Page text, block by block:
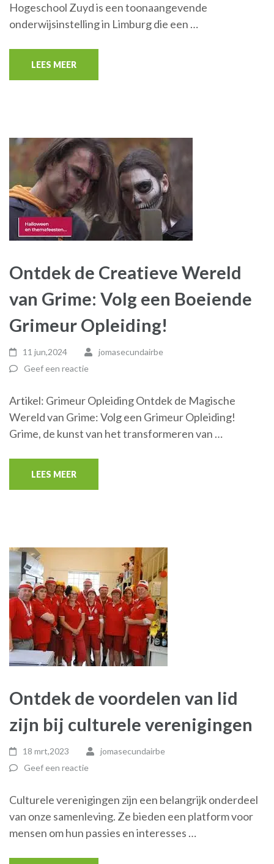
Hogeschool Zuyd is een toonaangevende
onderwijsinstelling in Limburg die een …
LEES MEER
Ontdek de Creatieve Wereld
van Grime: Volg een Boeiende
Grimeur Opleiding!
11 jun,2024
jomasecundairbe
Geef een reactie
Artikel: Grimeur Opleiding Ontdek de Magische
Wereld van Grime: Volg een Grimeur Opleiding!
Grime, de kunst van het transformeren van …
LEES MEER
Ontdek de voordelen van lid
zijn bij culturele verenigingen
18 mrt,2023
jomasecundairbe
Geef een reactie
Culturele verenigingen zijn een belangrijk onderdeel
van onze samenleving. Ze bieden een platform voor
mensen om hun passies en interesses …